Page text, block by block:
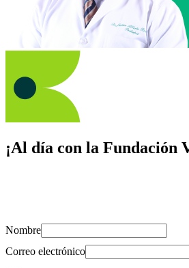
¡Al día con la Fundación
Nombre
Correo electrónico